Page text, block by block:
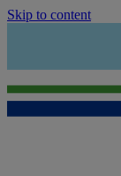
Skip to content